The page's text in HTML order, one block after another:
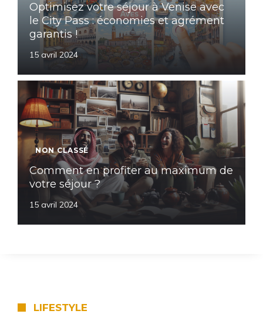
Optimisez votre séjour à Venise avec
le City Pass : économies et agrément
garantis !
15 avril 2024
NON CLASSÉ
Comment en profiter au maximum de
votre séjour ?
15 avril 2024
LIFESTYLE